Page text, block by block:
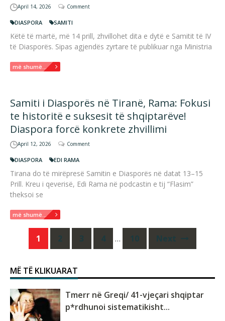
April 14, 2026 Comment
DIASPORA SAMITI
Këtë të martë, më 14 prill, zhvillohet dita e dytë e Samitit të IV
të Diasporës. Sipas agjendës zyrtare të publikuar nga Ministria
më shumë...
Samiti i Diasporës në Tiranë, Rama: Fokusi
te historitë e suksesit të shqiptarëve!
Diaspora forcë konkrete zhvillimi
April 12, 2026 Comment
DIASPORA EDI RAMA
Tirana do të mirëpresë Samitin e Diasporës në datat 13–15
Prill. Kreu i qeverisë, Edi Rama në podcastin e tij “Flasim”
theksoi se
më shumë...
Posts
navigation
1 2 3 4 … 10 Next
MË TË KLIKUARAT
Tmerr në Greqi/ 41-vjeçari shqiptar
p*rdhunoi sistematikisht...